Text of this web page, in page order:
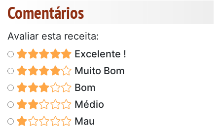
Comentários
Avaliar esta receita:
Excelente !
Muito Bom
Bom
Médio
Mau